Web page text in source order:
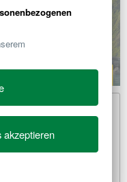
akzeptieren